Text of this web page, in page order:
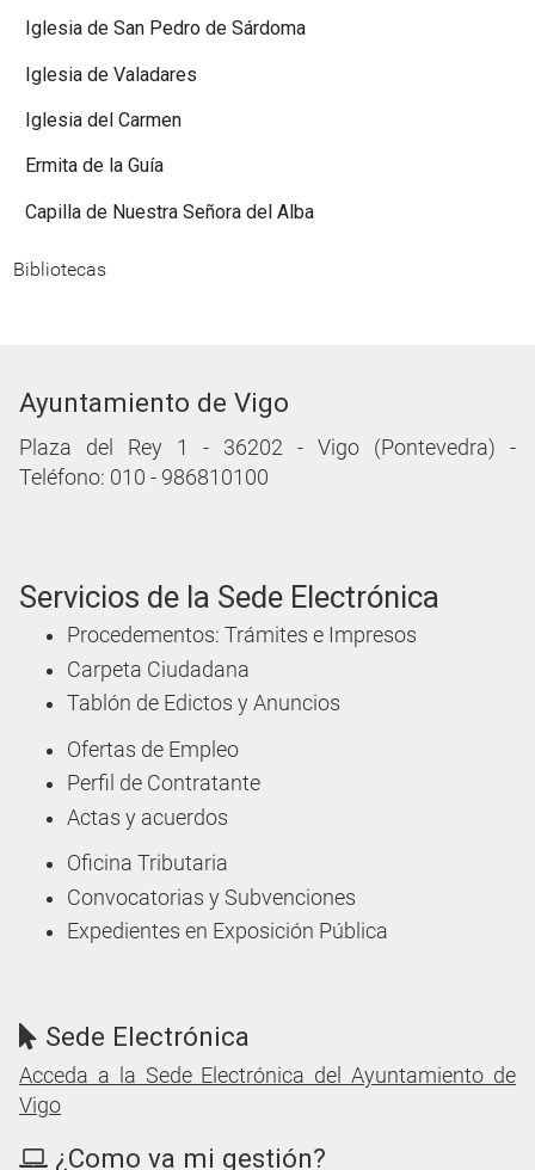
Iglesia de San Pedro de Sárdoma
Iglesia de Valadares
Iglesia del Carmen
Ermita de la Guía
Capilla de Nuestra Señora del Alba
Bibliotecas
Ayuntamiento de Vigo
Plaza del Rey 1 - 36202 - Vigo (Pontevedra) -
Teléfono: 010 - 986810100
Servicios de la Sede Electrónica
Procedementos: Trámites e Impresos
Carpeta Ciudadana
Tablón de Edictos y Anuncios
Ofertas de Empleo
Perfil de Contratante
Actas y acuerdos
Oficina Tributaria
Convocatorias y Subvenciones
Expedientes en Exposición Pública
Sede Electrónica
Acceda a la Sede Electrónica del Ayuntamiento de
Vigo
¿Como va mi gestión?